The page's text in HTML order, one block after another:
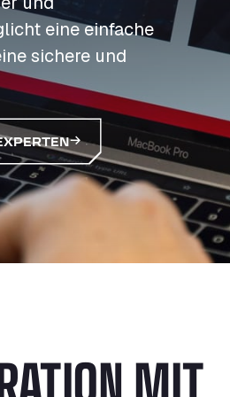
Zugang & Sicherheit
Langzeitparkplatz
eine einfache
sichere und
MIT